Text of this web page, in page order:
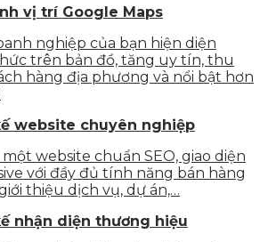
vị trí Google Maps
nghiệp của bạn hiện diện
trên bản đồ, tăng uy tín, thu
hàng địa phương và nổi bật hơn
website chuyên nghiệp
website chuẩn SEO, giao diện
với đầy đủ tính năng bán hàng
thiệu dịch vụ, dự án,…
nhận diện thương hiệu